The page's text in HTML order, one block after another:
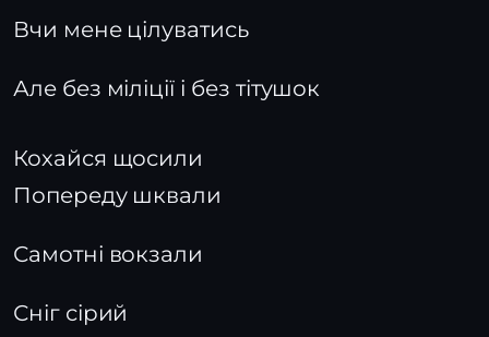
Вчи мене цілуватись
Але без міліції і без тітушок
Кохайся щосили
Попереду шквали
Самотні вокзали
Сніг сірий